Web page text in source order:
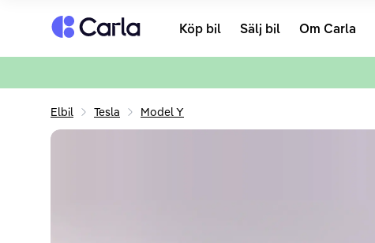
Tillbaka till startsidan Köp bil Sälj bil Om Carla
Elbil Tesla Model Y